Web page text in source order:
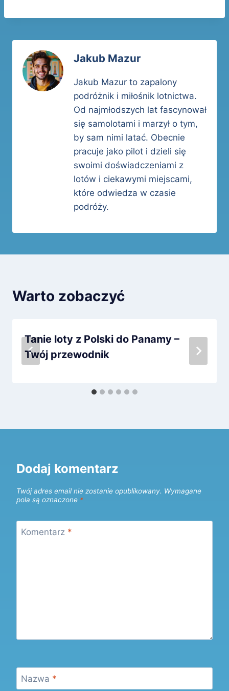
Jakub Mazur
Jakub Mazur to zapalony
podróżnik i miłośnik lotnictwa.
Od najmłodszych lat fascynował
się samolotami i marzył o tym,
by sam nimi latać. Obecnie
pracuje jako pilot i dzieli się
swoimi doświadczeniami z
lotów i ciekawymi miejscami,
które odwiedza w czasie
podróży.
Warto zobaczyć
Tanie loty z Polski do Panamy –
Twój przewodnik
Dodaj komentarz
Twój adres email nie zostanie opublikowany. Wymagane
pola są oznaczone *
Komentarz *
Nazwa *